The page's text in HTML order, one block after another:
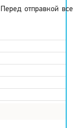
отправкой все